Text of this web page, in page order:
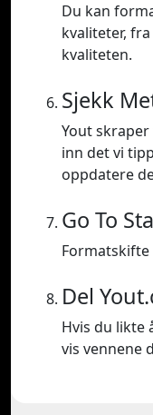
Du kan
kvaliteter,
kvaliteten.
Sjekk
Yout
inn det vi
oppdatere
Go To
Formatskifte
Del
Hvis du likte
vis vennene